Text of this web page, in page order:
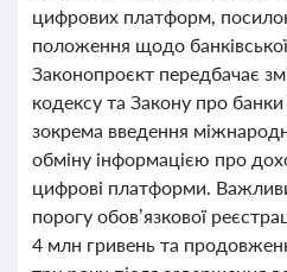
цифрових платформ,
положення щодо банківської
Законопроєкт передбачає
кодексу та Закону про банки
зокрема введення
обміну інформацією про
цифрові платформи.
порогу обов’язкової
4 млн гривень та